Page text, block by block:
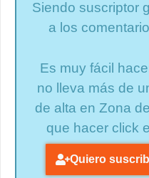
Siendo suscriptor
a los
Es muy fácil
no lleva más de
de alta en Zona
que hacer click
Quiero